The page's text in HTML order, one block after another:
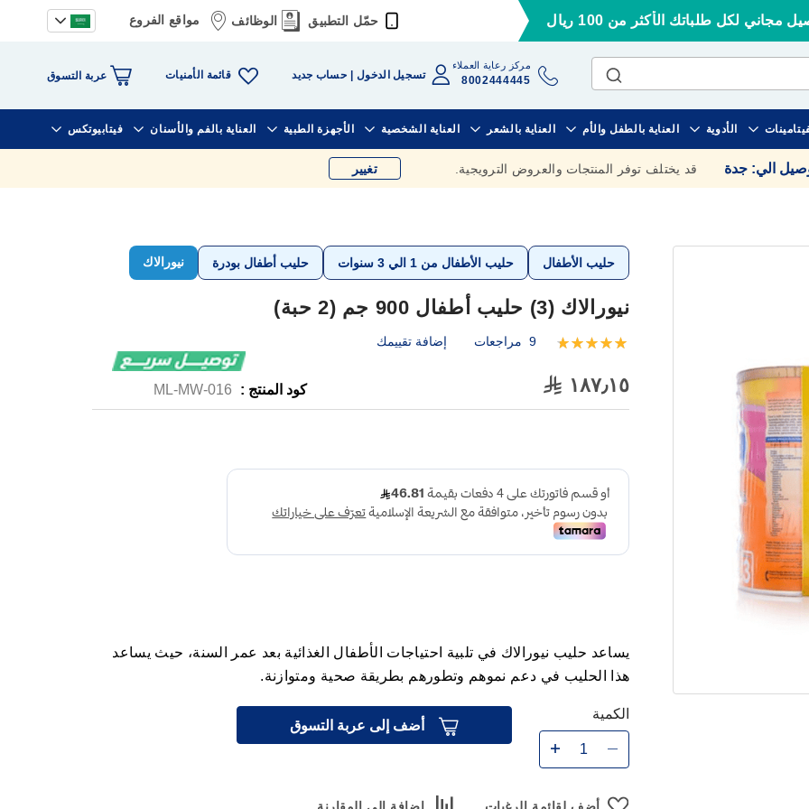
مجاني لكل طلباتك الأكثر من 100 ريال حمّل التطبيق الوظائف مواقع الفروع
مركز رعاية العملاء
8002444445 تسجيل الدخول حساب جديد قائمة الأمنيات عربة التسوق
الأدوية العناية بالطفل والأم العناية بالشعر العناية الشخصية الأجهزة الطبية العناية بالفم والأسنان فيتابيوتكس
الي: جدة قد يختلف توفر المنتجات والعروض الترويجية. تغيير
حليب الأطفال حليب الأطفال من 1 الي 3 سنوات حليب أطفال بودرة نيورالاك
نيورالاك (3) حليب أطفال 900 جم (2 حبة)
تقييم:
9 مراجعات إضافة تقييمك
١٨٧٫١٥ كود المنتج : ML-MW-016
يساعد حليب نيورالاك في تلبية احتياجات الأطفال الغذائية بعد عمر السنة، حيث يساعد
هذا الحليب في دعم نموهم وتطورهم بطريقة صحية ومتوازنة.
الكمية
أضف إلى عربة التسوق